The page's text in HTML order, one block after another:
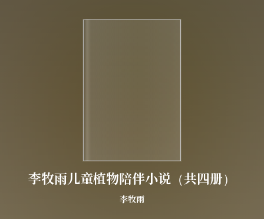
李牧雨儿童植物陪伴小说（共四册）
李牧雨